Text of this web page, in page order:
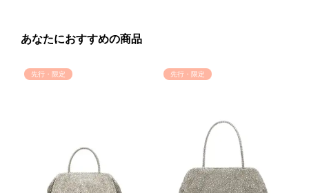
あなたにおすすめの商品
先行・限定 先行・限定